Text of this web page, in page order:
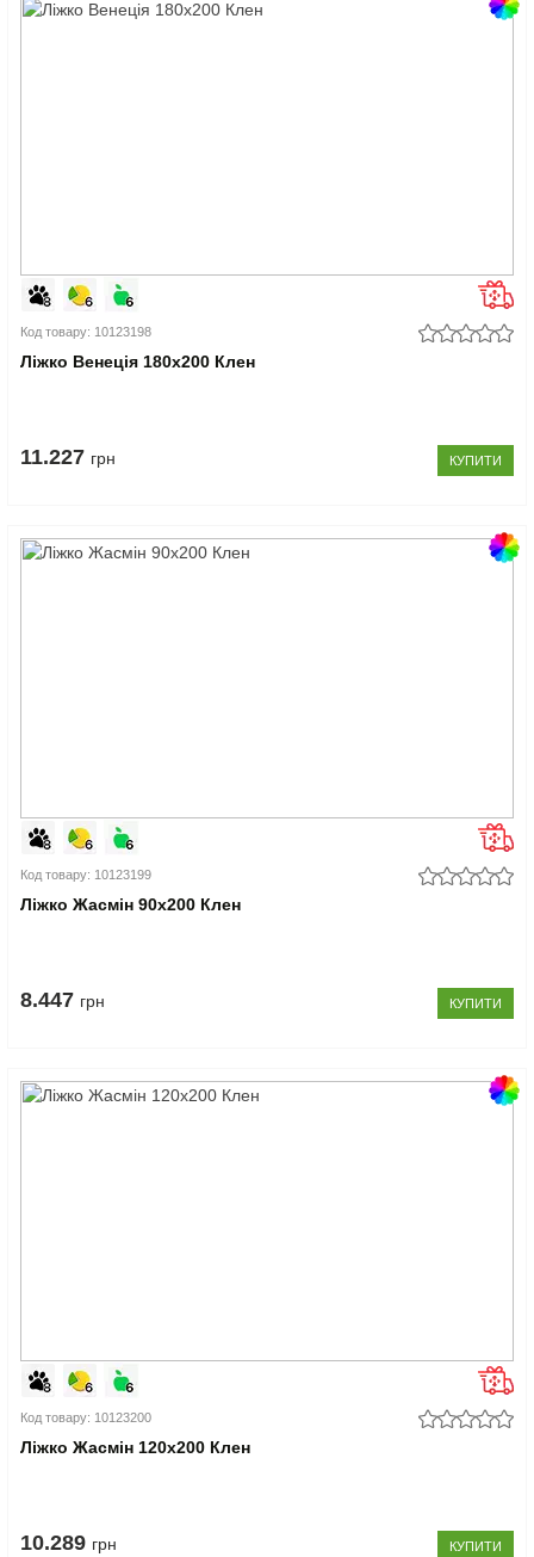
Код товару: 10123198
Ліжко Венеція 180x200 Клен
11.227 грн КУПИТИ
Код товару: 10123199
Ліжко Жасмін 90x200 Клен
8.447 грн КУПИТИ
Код товару: 10123200
Ліжко Жасмін 120x200 Клен
10.289 грн КУПИТИ